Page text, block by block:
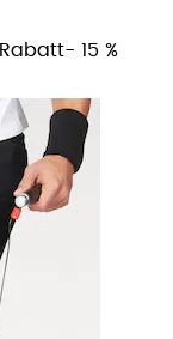
Rabatt- 15 %